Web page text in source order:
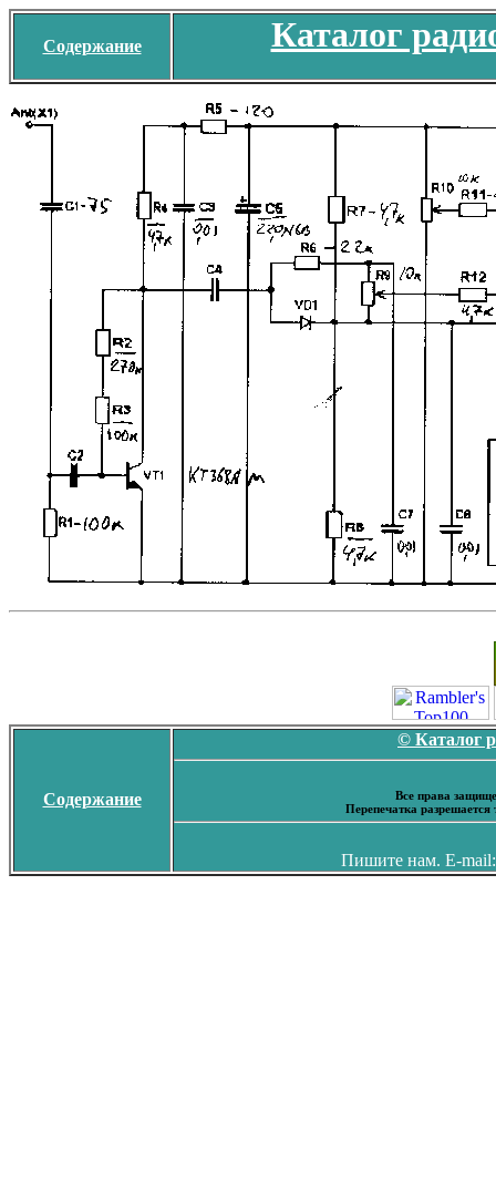
Содержание Каталог
Содержание
© Каталог
Все права
Перепечатка
Пишите нам. E-